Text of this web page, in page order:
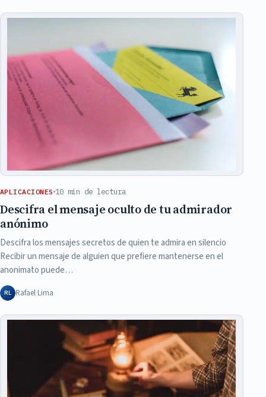
APLICACIONES 10 min de lectura
Descifra el mensaje oculto de tu admirador
anónimo
Descifra los mensajes secretos de quien te admira en silencio
Recibir un mensaje de alguien que prefiere mantenerse en el
anonimato puede…
RL Rafael Lima